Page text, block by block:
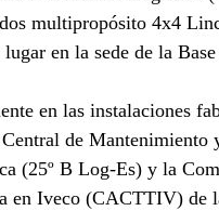
multipropósito 4x4
en la sede de la
en las instalaciones
de Mantenimiento
(25º B Log-Es) y la
en Iveco (CACTTIV) de